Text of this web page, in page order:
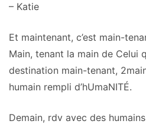
– Katie
Et maintenant, c’est main-
Main, tenant la main de Celui
destination main-tenant,
humain rempli d’hUmaNITÉ.
Demain, rdv avec des